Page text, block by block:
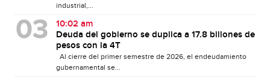
industrial,...
10:02 am
Deuda del gobierno se duplica a 17.8 billones de
pesos con la 4T
Al cierre del primer semestre de 2026, el endeudamiento
gubernamental se...